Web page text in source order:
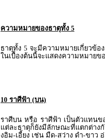
ความหมายของธาตุทั้ง 5
ธาตุทั้ง 5 จะมีความหมายเกี่ยวข้อ
ในเบื้องต้นนี้จะแสดงความหมายข
10 ราศีฟ้า (บน)
ราศีบน หรือ ราศีฟ้า เป็นตัวแทน
แต่ละธาตุก็ยังมีลักษณะที่แตกต่
งอิม-เอี้ยง เช่น มืด-สว่าง ดำ-ขาว